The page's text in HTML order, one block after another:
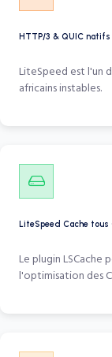
HTTP/3 & QUIC natifs
LiteSpeed est l'un
africains instables.
LiteSpeed Cache tous
Le plugin
l'optimisation des